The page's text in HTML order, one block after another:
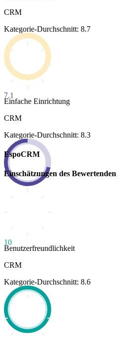
CRM
Kategorie-Durchschnitt: 8.7
7.1
Einfache Einrichtung
CRM
Kategorie-Durchschnitt: 8.3
EspoCRM
Einschätzungen des Bewertenden
10
Benutzerfreundlichkeit
CRM
Kategorie-Durchschnitt: 8.6